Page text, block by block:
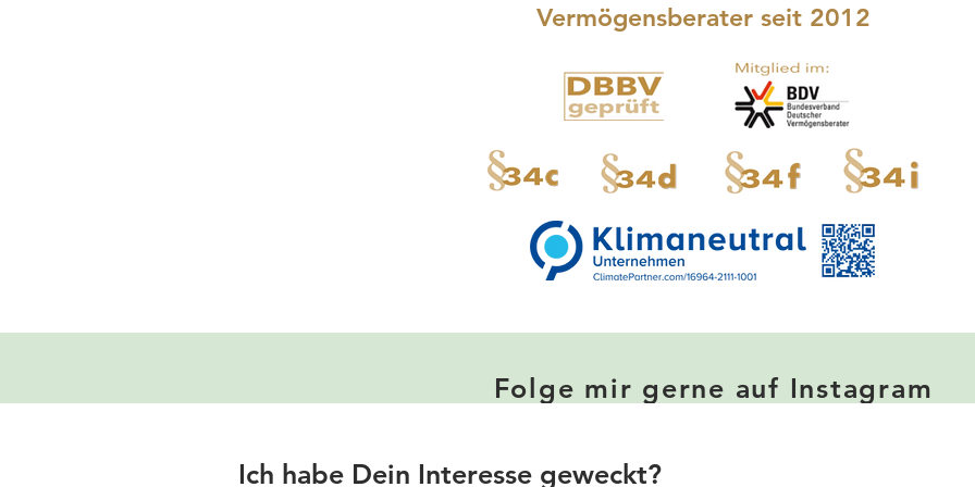
Vermögensberater seit 2012
Folge mir gerne auf Instagram
Ich habe Dein Interesse geweckt?